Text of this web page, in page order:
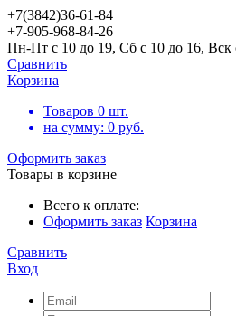
+7(3842)36-61-84
+7-905-968-84-26
Пн-Пт с 10 до 19, Сб с 10 до 16, Вск
Сравнить
Корзина
Товаров 0 шт.
на сумму: 0 руб.
Оформить заказ
Товары в корзине
Всего к оплате:
Оформить заказ Корзина
Сравнить
Вход